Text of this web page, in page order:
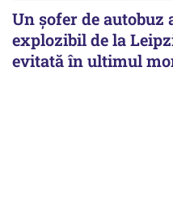
Un șofer de autobuz
explozibil de la
evitată în ultimul